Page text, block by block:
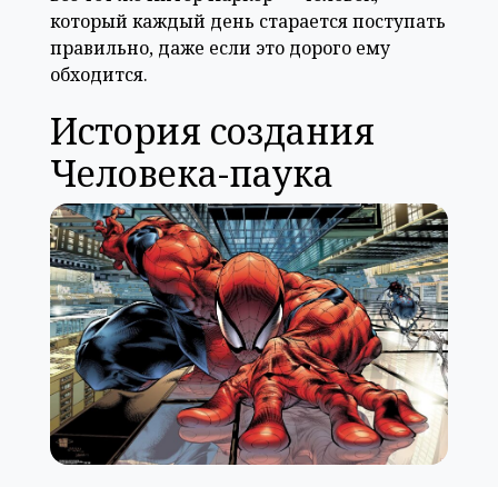
который каждый день старается поступать
правильно, даже если это дорого ему
обходится.
История создания
Человека-паука